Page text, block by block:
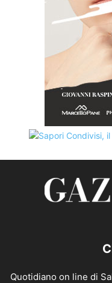
Quotidiano on line di